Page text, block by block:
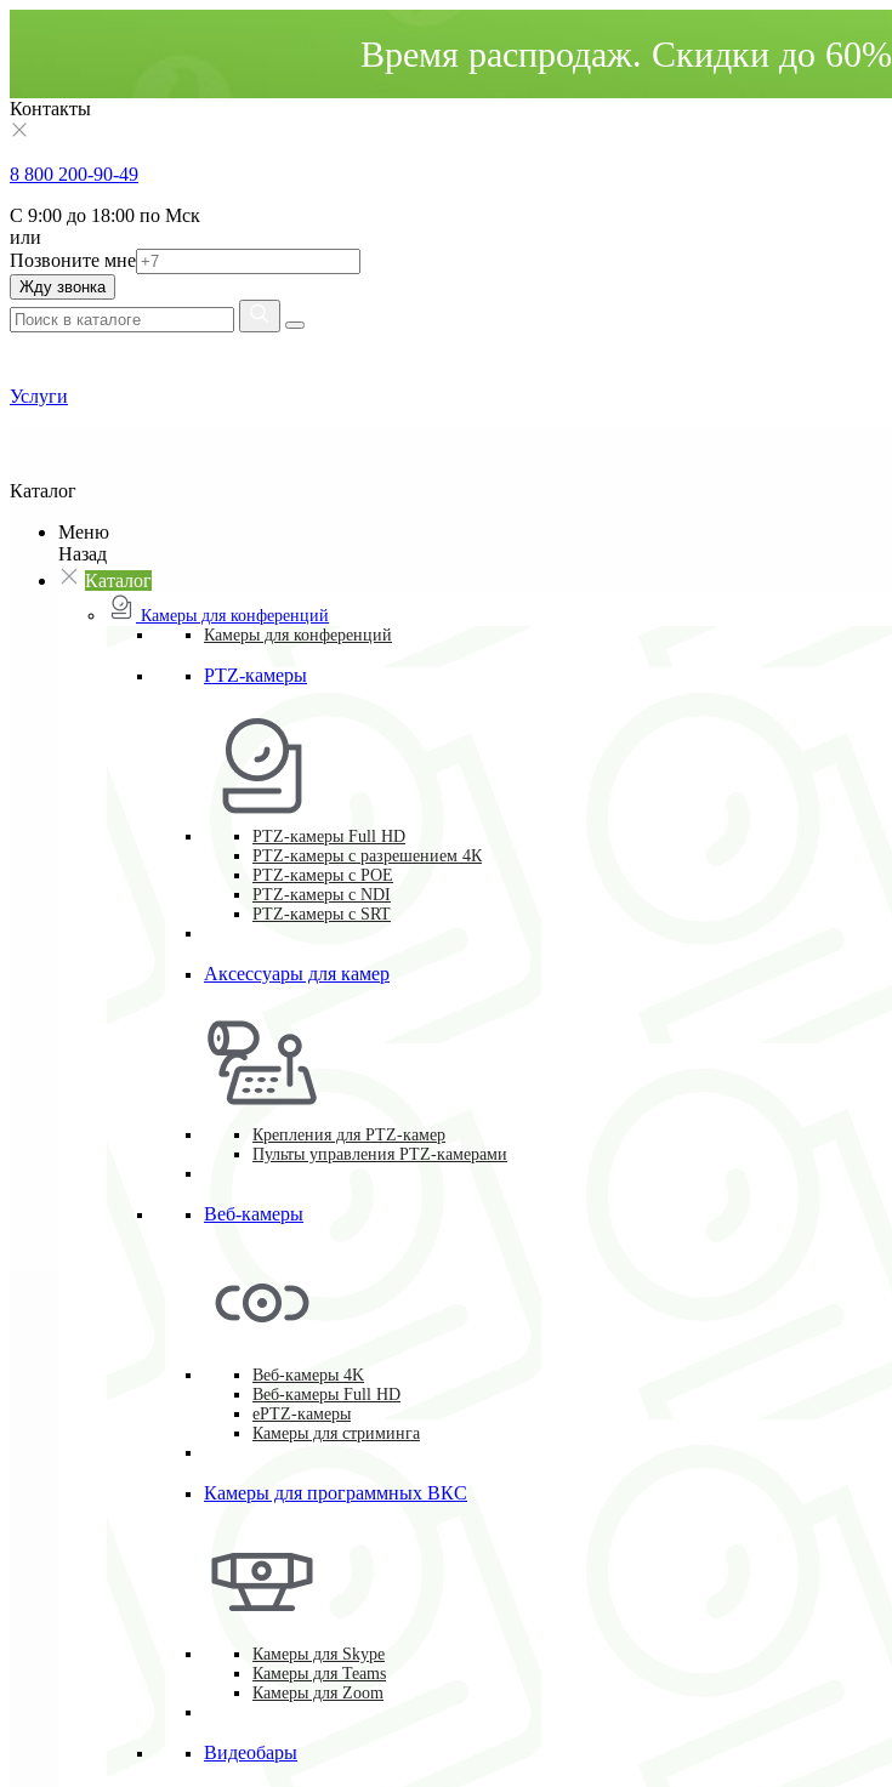
Время распродаж. Cкидки до 60%
Контакты
8 800 200-90-49
С 9:00 до 18:00 по Мск
или
Позвоните мне
Жду звонка
Услуги
Каталог
Меню
Назад
Каталог
Камеры для конференций
Камеры для конференций
PTZ-камеры
PTZ-камеры Full HD
PTZ-камеры с разрешением 4К
PTZ-камеры с POE
PTZ-камеры c NDI
PTZ-камеры с SRT
Аксессуары для камер
Крепления для PTZ-камер
Пульты управления PTZ-камерами
Веб-камеры
Веб-камеры 4K
Веб-камеры Full HD
ePTZ-камеры
Камеры для стриминга
Камеры для программных ВКС
Камеры для Skype
Камеры для Teams
Камеры для Zoom
Видеобары